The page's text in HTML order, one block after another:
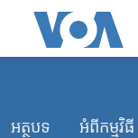
អត្ថបទ​ អំពី​កម្មវិធី​